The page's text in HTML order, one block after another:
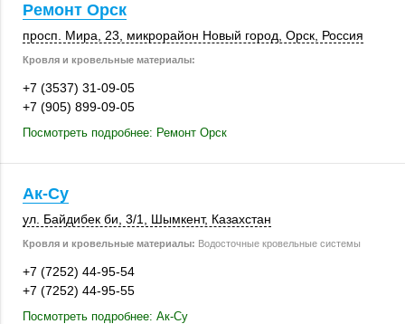
Ремонт Орск
просп. Мира, 23 , микрорайон Новый город, Орск Россия
Кровля и кровельные материалы:
+7 (3537) 31-09-05
+7 (905) 899-09-05
Посмотреть подробнее: Ремонт Орск
Ак-Су
ул. Байдибек би 3/1 Шымкент, Казахстан
Кровля и кровельные материалы: Водосточные кровельные системы
+7 (7252) 44-95-54
+7 (7252) 44-95-55
Посмотреть подробнее: Ак-Су